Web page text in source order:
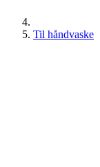
Til håndvaske